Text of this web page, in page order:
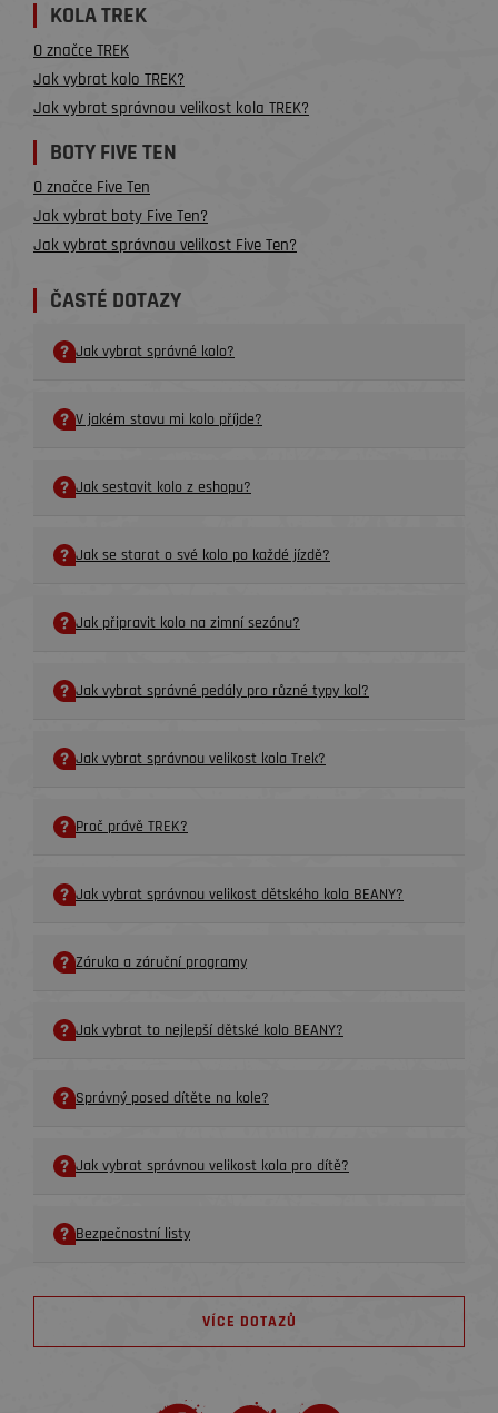
KOLA TREK
O značce TREK
Jak vybrat kolo TREK?
Jak vybrat správnou velikost kola TREK?
BOTY FIVE TEN
O značce Five Ten
Jak vybrat boty Five Ten?
Jak vybrat správnou velikost Five Ten?
ČASTÉ DOTAZY
Jak vybrat správné kolo?
V jakém stavu mi kolo příjde?
Jak sestavit kolo z eshopu?
Jak se starat o své kolo po každé jízdě?
Jak připravit kolo na zimní sezónu?
Jak vybrat správné pedály pro různé typy kol?
Jak vybrat správnou velikost kola Trek?
Proč právě TREK?
Jak vybrat správnou velikost dětského kola BEANY?
Záruka a záruční programy
Jak vybrat to nejlepší dětské kolo BEANY?
Správný posed dítěte na kole?
Jak vybrat správnou velikost kola pro dítě?
Bezpečnostní listy
VÍCE DOTAZŮ